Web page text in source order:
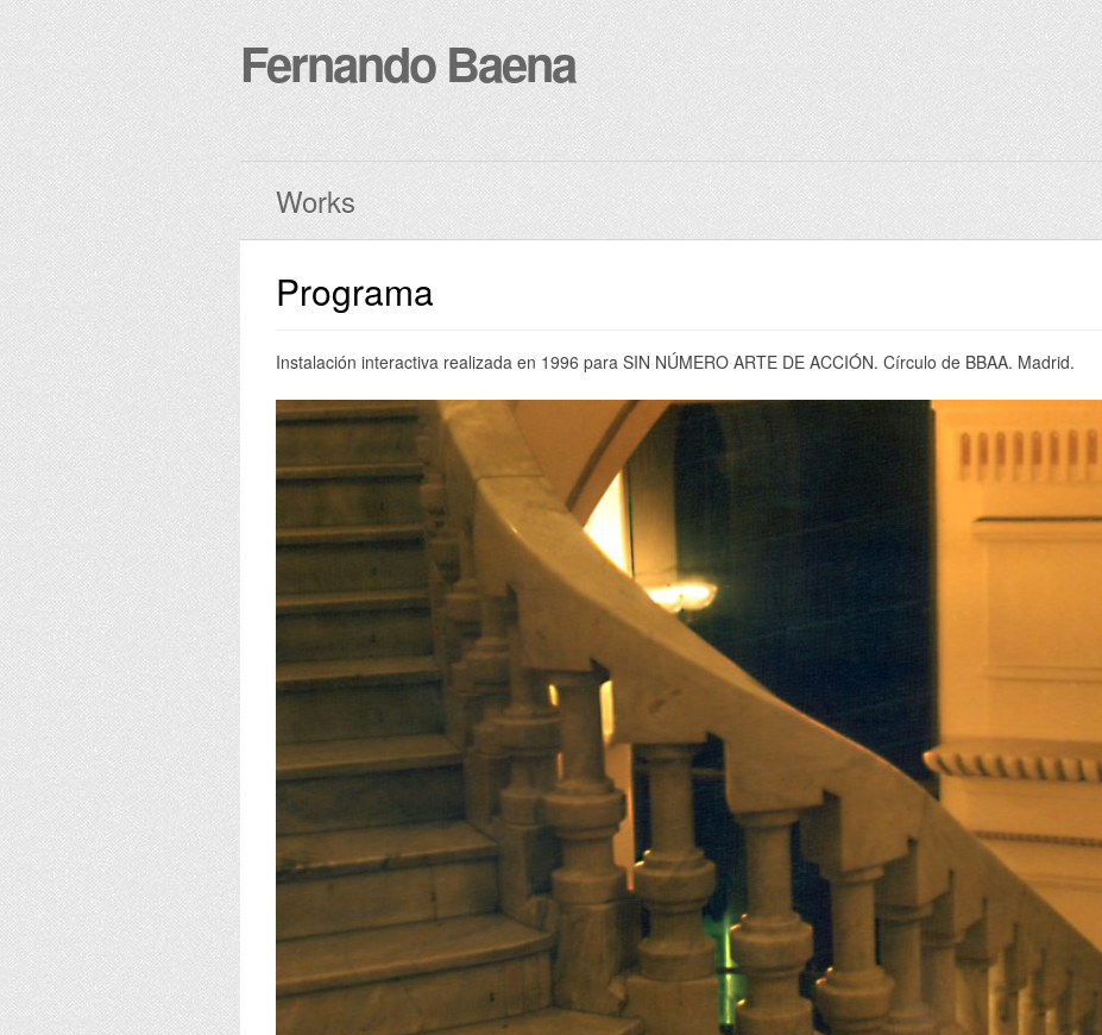
Fernando Baena
Works
Programa
Instalación interactiva realizada en 1996 para SIN NÚMERO ARTE DE ACCIÓN. Círculo de BBAA. Madrid.